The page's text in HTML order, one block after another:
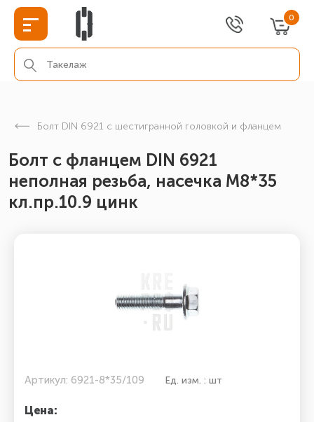
0
Болт DIN 6921 с шестигранной головкой и фланцем
Болт с фланцем DIN 6921
неполная резьба, насечка М8*35
кл.пр.10.9 цинк
Артикул: 6921-8*35/109 Ед. изм. : шт
Цена: